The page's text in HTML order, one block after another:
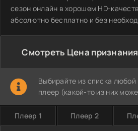
сезон онлайн в хорошем HD-
абсолютно бесплатно и без
Смотреть Цена
Выбирайте из списка
плеер (какой-то из них
Плеер 1 Плеер 2